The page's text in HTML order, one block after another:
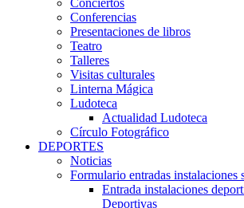
Conferencias
Presentaciones de libros
Teatro
Talleres
Visitas culturales
Linterna Mágica
Ludoteca
Actualidad Ludoteca
Círculo Fotográfico
DEPORTES
Noticias
Formulario entradas instalaciones
Entrada instalaciones
Deportivas